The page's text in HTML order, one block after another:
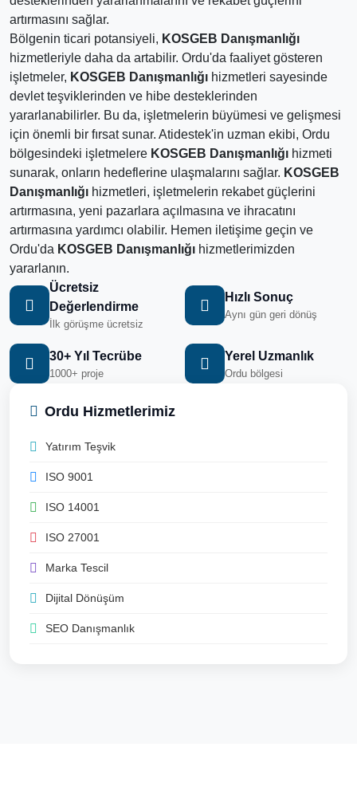
artırmasını sağlar.
Bölgenin ticari potansiyeli, KOSGEB Danışmanlığı
hizmetleriyle daha da artabilir. Ordu'da faaliyet gösteren
işletmeler, KOSGEB Danışmanlığı hizmetleri sayesinde
devlet teşviklerinden ve hibe desteklerinden
yararlanabilirler. Bu da, işletmelerin büyümesi ve gelişmesi
için önemli bir fırsat sunar. Atidestek'in uzman ekibi, Ordu
bölgesindeki işletmelere KOSGEB Danışmanlığı hizmeti
sunarak, onların hedeflerine ulaşmalarını sağlar. KOSGEB
Danışmanlığı hizmetleri, işletmelerin rekabet güçlerini
artırmasına, yeni pazarlara açılmasına ve ihracatını
artırmasına yardımcı olabilir. Hemen iletişime geçin ve
Ordu'da KOSGEB Danışmanlığı hizmetlerimizden
yararlanın.
Ücretsiz
Değerlendirme
İlk görüşme ücretsiz
Hızlı Sonuç
Aynı gün geri dönüş
30+ Yıl Tecrübe
1000+ proje
Yerel Uzmanlık
Ordu bölgesi
Ordu Hizmetlerimiz
Yatırım Teşvik
ISO 9001
ISO 14001
ISO 27001
Marka Tescil
Dijital Dönüşüm
SEO Danışmanlık